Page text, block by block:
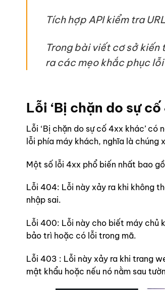
Tích hợp API kiểm tra
Trong bài viết cơ sở
ra các mẹo khắc phục
Lỗi ‘Bị chặn do sự cố
Lỗi ‘Bị chặn do sự cố 4xx khác’
lỗi phía máy khách, nghĩa là chúng
Một số lỗi 4xx phổ biến nhất bao
Lỗi 404: Lỗi này xảy ra khi không
nhập sai.
Lỗi 400: Lỗi này cho biết máy chủ
bảo trì hoặc có lỗi trong mã.
Lỗi 403 : Lỗi này xảy ra khi trang
mật khẩu hoặc nếu nó nằm sau